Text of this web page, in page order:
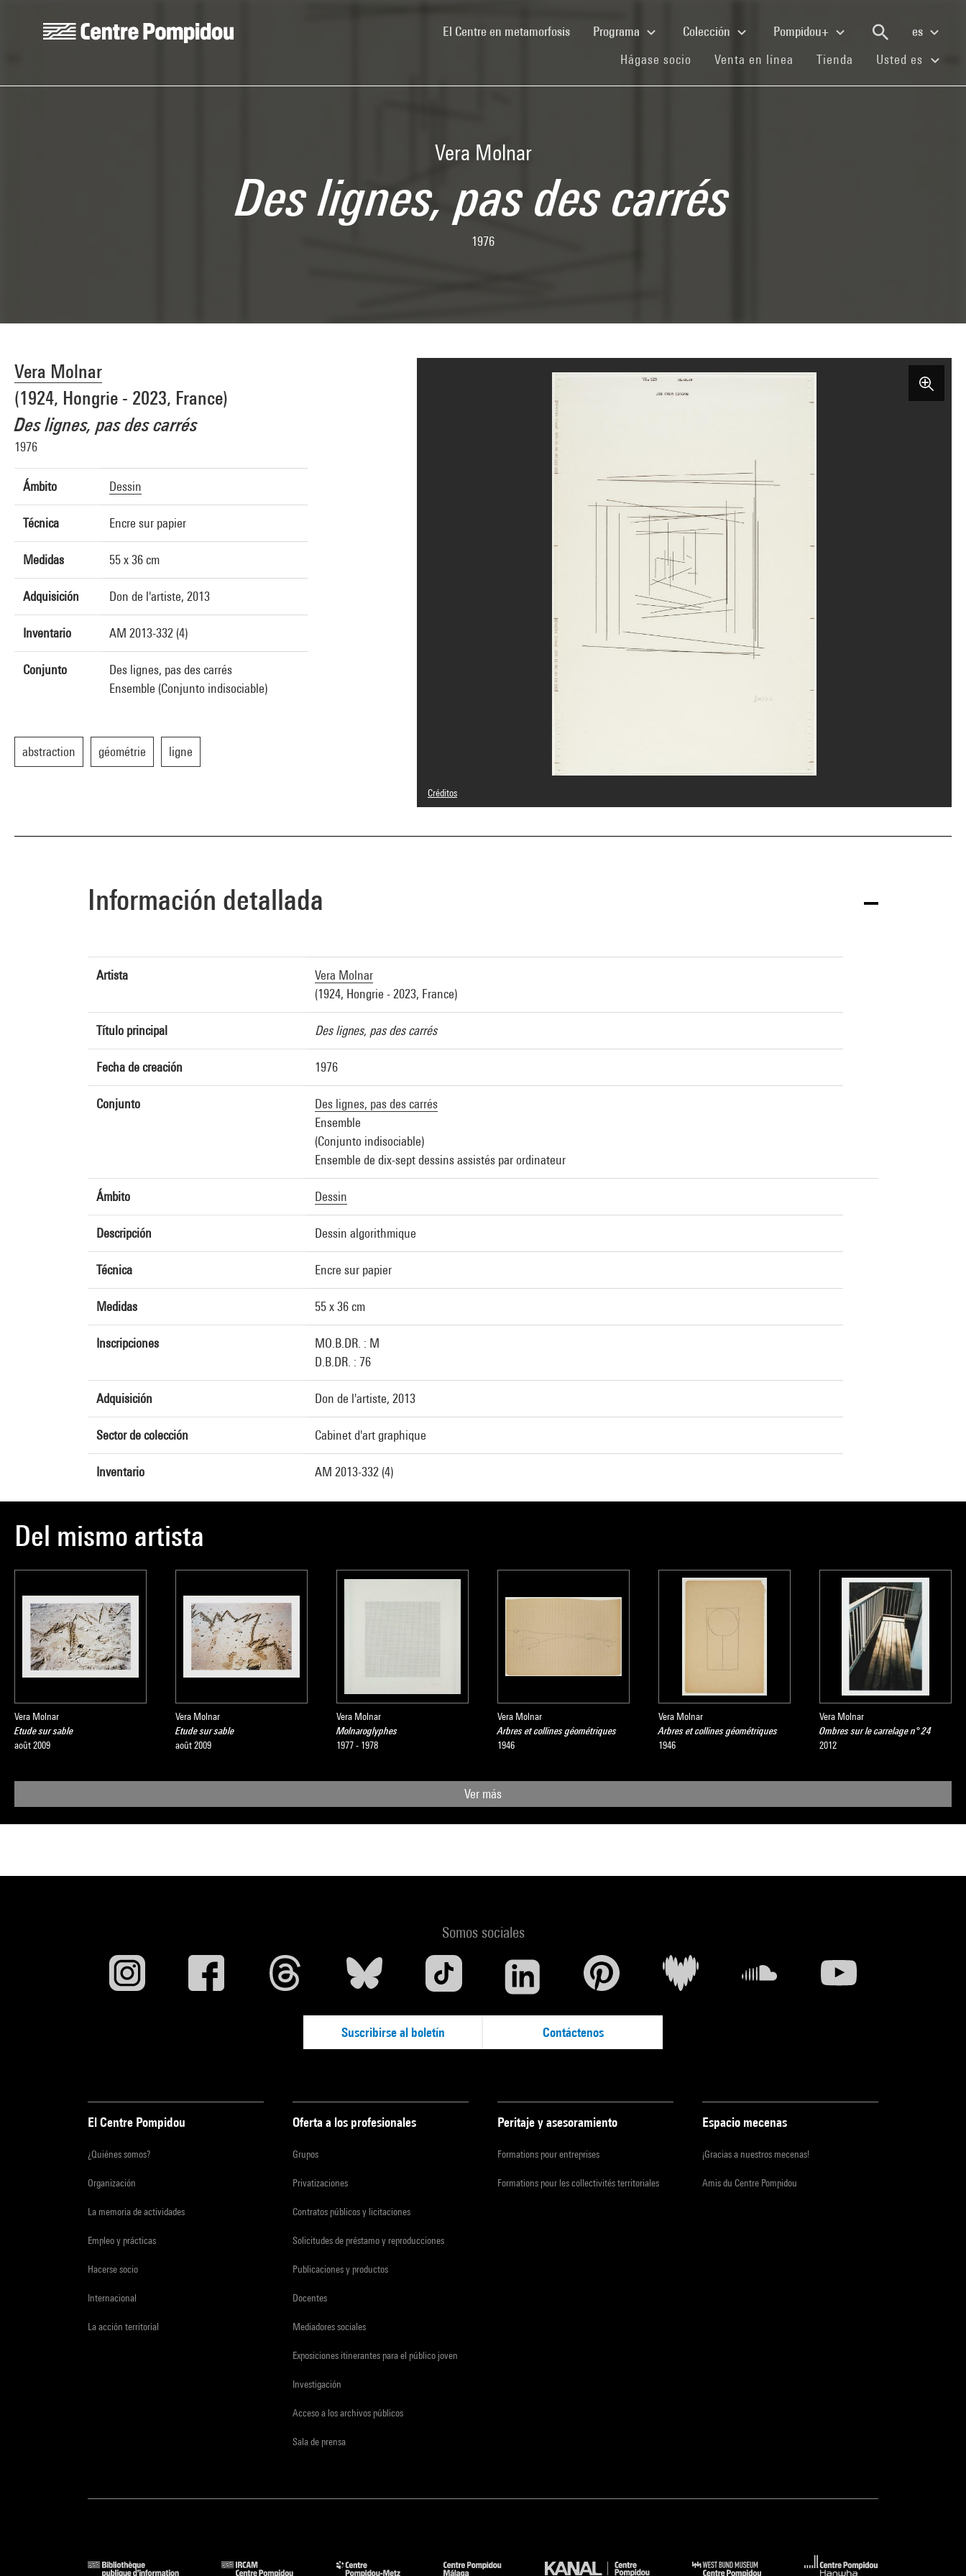
El Centre en metamorfosis(current)Programa Colección Pompidou+
es
Hágase socio (current)
Venta en línea (current)
Tienda (current)
Usted es
Vera Molnar
Des lignes, pas des carrés
1976
Vera Molnar
(1924, Hongrie - 2023, France)
Des lignes, pas des carrés
1976
Ámbito Dessin
Técnica Encre sur papier
Medidas 55 x 36 cm
Adquisición Don de l'artiste, 2013
Inventario AM 2013-332 (4)
Conjunto
Des lignes, pas des carrés
Ensemble (Conjunto indisociable)
abstraction géométrie ligne
Créditos
© Adagp, Paris
Referencia de la imagen : 4N63761
Información detallada
Artista
Vera Molnar
(1924, Hongrie - 2023, France)
Título principal Des lignes, pas des carrés
Fecha de creación 1976
Conjunto
Des lignes, pas des carrés
Ensemble
(Conjunto indisociable)
Ensemble de dix-sept dessins assistés par ordinateur
Ámbito Dessin
Descripción Dessin algorithmique
Técnica Encre sur papier
Medidas 55 x 36 cm
Inscripciones
MO.B.DR. : M
D.B.DR. : 76
Adquisición Don de l'artiste, 2013
Sector de colección Cabinet d'art graphique
Inventario AM 2013-332 (4)
Del mismo artista
Vera Molnar
Etude sur sable
août 2009
Vera Molnar
Etude sur sable
août 2009
Vera Molnar
Molnaroglyphes
1977 - 1978
Vera Molnar
Arbres et collines géométriques
1946
Vera Molnar
Arbres et collines géométriques
1946
Vera Molnar
Ombres sur le carrelage n° 24
2012
Ver más
Somos sociales
Suscribirse al boletín Contáctenos
El Centre Pompidou
¿Quiénes somos?
Organización
La memoria de actividades
Empleo y prácticas
Hacerse socio
Internacional
La acción territorial
Oferta a los profesionales
Grupos
Privatizaciones
Contratos públicos y licitaciones
Solicitudes de préstamo y reproducciones
Publicaciones y productos
Docentes
Mediadores sociales
Exposiciones itinerantes para el público joven
Investigación
Acceso a los archivos públicos
Sala de prensa
Peritaje y asesoramiento
Formations pour entreprises
Formations pour les collectivités territoriales
Espacio mecenas
¡Gracias a nuestros mecenas!
Amis du Centre Pompidou